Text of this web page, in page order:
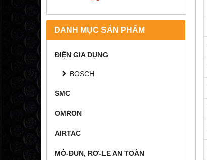
DANH MỤC SẢN PHẨM
ĐIỆN GIA DỤNG
BOSCH
SMC
OMRON
AIRTAC
MÔ-ĐUN, RƠ-LE AN TOÀN